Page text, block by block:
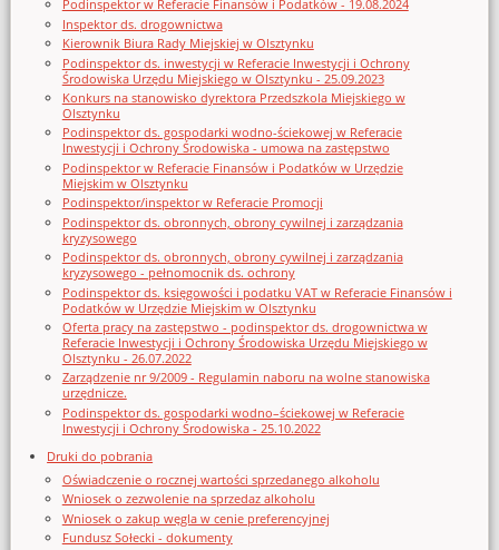
Podinspektor w Referacie Finansów i Podatków - 19.08.2024
Inspektor ds. drogownictwa
Kierownik Biura Rady Miejskiej w Olsztynku
Podinspektor ds. inwestycji w Referacie Inwestycji i Ochrony
Środowiska Urzędu Miejskiego w Olsztynku - 25.09.2023
Konkurs na stanowisko dyrektora Przedszkola Miejskiego w
Olsztynku
Podinspektor ds. gospodarki wodno-ściekowej w Referacie
Inwestycji i Ochrony Środowiska - umowa na zastępstwo
Podinspektor w Referacie Finansów i Podatków w Urzędzie
Miejskim w Olsztynku
Podinspektor/inspektor w Referacie Promocji
Podinspektor ds. obronnych, obrony cywilnej i zarządzania
kryzysowego
Podinspektor ds. obronnych, obrony cywilnej i zarządzania
kryzysowego - pełnomocnik ds. ochrony
Podinspektor ds. księgowości i podatku VAT w Referacie Finansów i
Podatków w Urzędzie Miejskim w Olsztynku
Oferta pracy na zastępstwo - podinspektor ds. drogownictwa w
Referacie Inwestycji i Ochrony Środowiska Urzędu Miejskiego w
Olsztynku - 26.07.2022
Zarządzenie nr 9/2009 - Regulamin naboru na wolne stanowiska
urzędnicze.
Podinspektor ds. gospodarki wodno–ściekowej w Referacie
Inwestycji i Ochrony Środowiska - 25.10.2022
Druki do pobrania
Oświadczenie o rocznej wartości sprzedanego alkoholu
Wniosek o zezwolenie na sprzedaz alkoholu
Wniosek o zakup węgla w cenie preferencyjnej
Fundusz Sołecki - dokumenty